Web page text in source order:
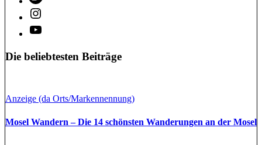
Die beliebtesten Beiträge
Anzeige (da Orts/Markennennung)
Mosel Wandern – Die 14 schönsten Wanderungen an der Mosel